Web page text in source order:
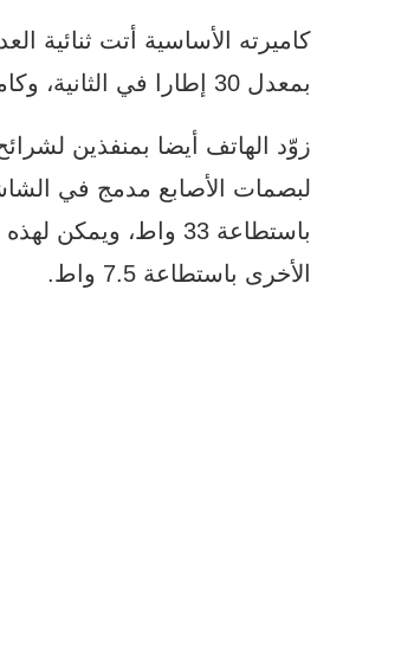
بمعدل 30 إطارا في الثانية، وكاميرته الأمامية جاءت بدقة 16 ميغابيكسل.
باستطاعة 33 واط،
الأخرى باستطاعة 7.5 واط.